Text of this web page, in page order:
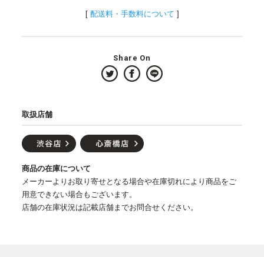
[ 配送料・手数料について ]
Share On
取扱店舗
商品の在庫について
メーカーよりお取り寄せとなる場合や在庫切れにより商品をご
用意できない場合もございます。
店舗の在庫状況は記載店舗までお問合せください。